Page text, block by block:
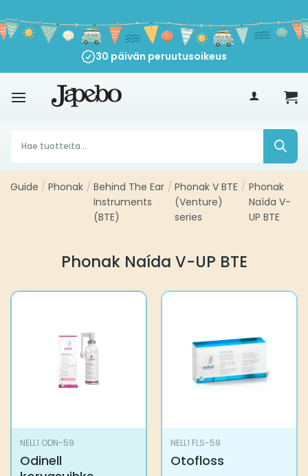
sisältöön
€35
30 päivän peruutusoikeus
Products
search
Guide / Phonak / Behind The Ear
Instruments
(BTE)
/ Phonak V BTE
(Venture)
series
/ Phonak
Naída V-
UP BTE
Phonak Naída V-UP BTE
NELL1 ODN-59
Odinell
NELL1 FLS-59
Otofloss